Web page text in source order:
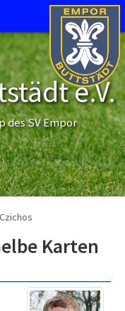
e.V.
des SV Empor
Karten